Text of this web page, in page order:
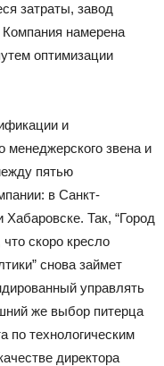
затраты, завод
намерена
оптимизации
и
менеджерского звена и
пятью
в Санкт-
Так, “Город
скоро кресло
снова займет
управлять
же выбор питерца
по технологическим
директора